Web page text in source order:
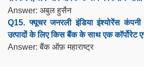
Answer: अबुल हुसैन
Q15. फ्यूचर जनरली इंडिया इंश्योरेंस
उत्पादों के लिए किस बैंक के साथ एक कॉर्पोरेट
Answer: बैंक ऑफ़ महाराष्ट्र